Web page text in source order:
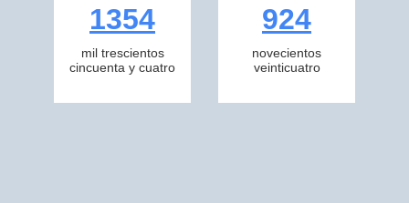
1354
mil trescientos
cincuenta y cuatro
924
novecientos
veinticuatro